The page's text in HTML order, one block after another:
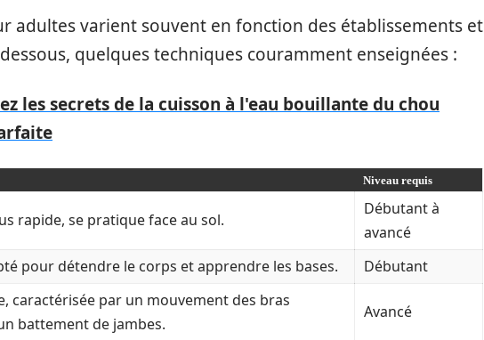
adultes varient souvent en fonction des établissements et
quelques techniques couramment enseignées :
les secrets de la cuisson à l'eau bouillante du chou
Niveau requis
rapide, se pratique face au sol.
Débutant à
avancé
pour détendre le corps et apprendre les bases. Débutant
caractérisée par un mouvement des bras
battement de jambes.
Avancé